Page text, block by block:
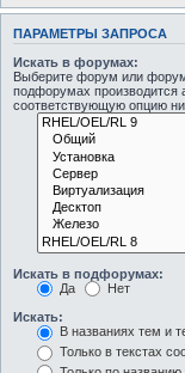
ПАРАМЕТРЫ ЗАПРОСА
Искать в форумах:
Выберите форум или
подфорумах производится
соответствующую опцию
Искать в подфорумах:
Да
Нет
Искать:
В названиях тем и
Только в текстах